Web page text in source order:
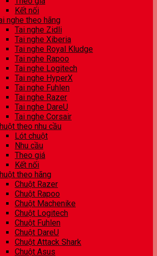
Kết nối
nghe theo hãng
Tai nghe Zidli
Tai nghe Xiberia
Tai nghe Royal Kludge
Tai nghe Rapoo
Tai nghe Logitech
Tai nghe HyperX
Tai nghe Fuhlen
Tai nghe Razer
Tai nghe DareU
Tai nghe Corsair
theo nhu cầu
Lót chuột
Nhu cầu
Theo giá
Kết nối
theo hãng
Chuột Razer
Chuột Rapoo
Chuột Machenike
Chuột Logitech
Chuột Fuhlen
Chuột DareU
Chuột Attack Shark
Chuột Asus